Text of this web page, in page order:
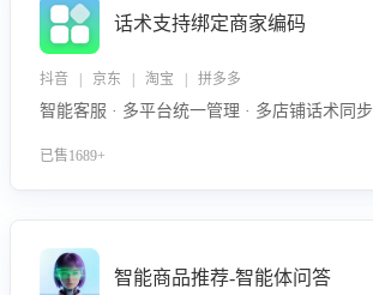
话术支持绑定商家编码
抖音 | 京东 | 淘宝 | 拼多多
智能客服 · 多平台统一管理 · 多店铺话术同步
已售1689+
智能商品推荐-智能体问答